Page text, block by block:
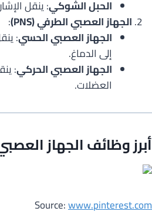
الحبل الشوكي: ينقل
الجهاز العصبي الطرفي (PNS)
:
الجهاز العصبي الحسي:
إلى الدماغ.
الجهاز العصبي الحركي:
العضلات.
أبرز وظائف الجهاز
Source:www.pinterest.com